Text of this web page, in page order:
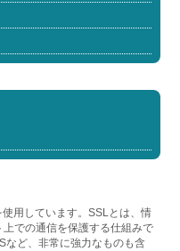
用しています。SSLとは、情
での通信を保護する仕組みで
ど、非常に強力なものも含